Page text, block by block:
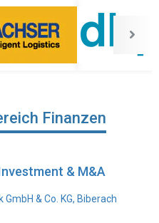
Finanzen
& M&A
& Co. KG, Biberach